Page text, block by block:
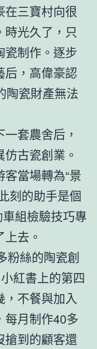
在三寶村向很
光久了，只
瓷制作。逐步
后，高偉豪認
陶瓷財產無法
套農舍后，
古瓷創業。
當場轉為“景
刻的助手是個
組檢驗技巧專
去。
粉絲的陶瓷創
紅書上的第四
不餐與加入
每月制作40多
搶到的顧客還